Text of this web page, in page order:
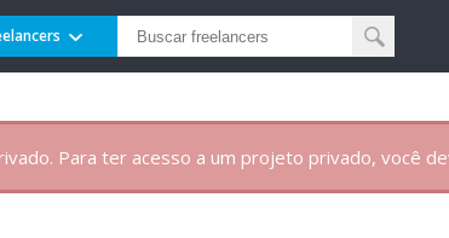
Para ter acesso a um projeto privado, você